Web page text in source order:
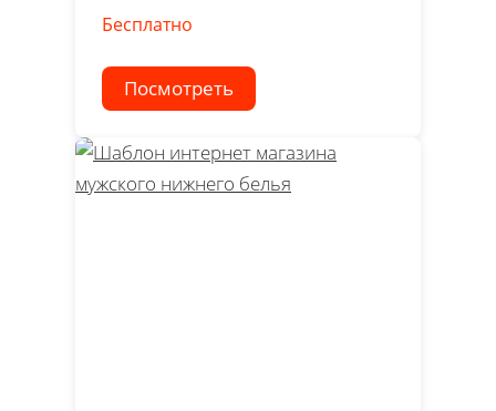
Бесплатно
Посмотреть